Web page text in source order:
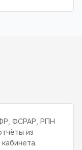
ФСРАР, РПН
из